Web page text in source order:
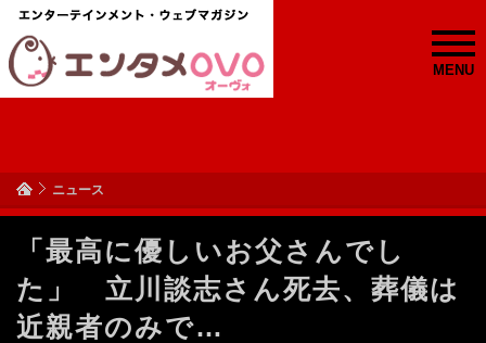
MENU
ニュース
「最高に優しいお父さんでし
た」 立川談志さん死去、葬儀は
近親者のみで…